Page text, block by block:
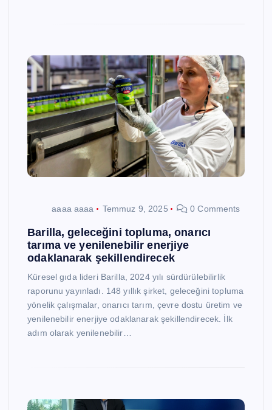
aaaa aaaa Temmuz 9, 2025 0 Comments
Barilla, geleceğini topluma, onarıcı
tarıma ve yenilenebilir enerjiye
odaklanarak şekillendirecek
Küresel gıda lideri Barilla, 2024 yılı sürdürülebilirlik
raporunu yayınladı. 148 yıllık şirket, geleceğini topluma
yönelik çalışmalar, onarıcı tarım, çevre dostu üretim ve
yenilenebilir enerjiye odaklanarak şekillendirecek. İlk
adım olarak yenilenebilir…